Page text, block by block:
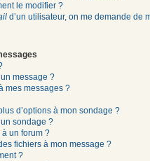
le modifier ?
d’un utilisateur, on me demande de
message ?
mes messages ?
d’options à mon sondage ?
sondage ?
un forum ?
fichiers à mon message ?
?